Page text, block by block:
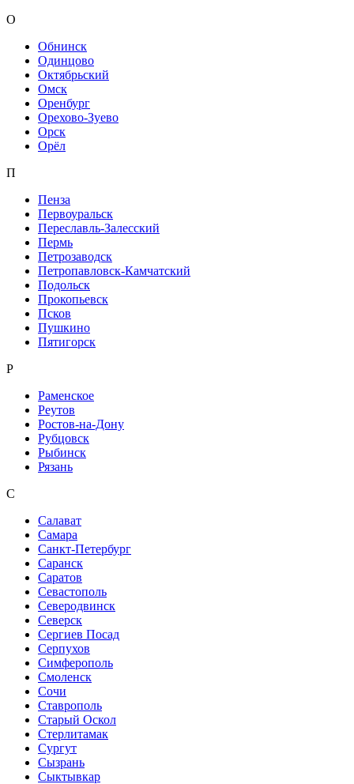
О
Обнинск
Одинцово
Октябрьский
Омск
Оренбург
Орехово-Зуево
Орск
Орёл
П
Пенза
Первоуральск
Переславль-Залесский
Пермь
Петрозаводск
Петропавловск-Камчатский
Подольск
Прокопьевск
Псков
Пушкино
Пятигорск
Р
Раменское
Реутов
Ростов-на-Дону
Рубцовск
Рыбинск
Рязань
С
Салават
Самара
Санкт-Петербург
Саранск
Саратов
Севастополь
Северодвинск
Северск
Сергиев Посад
Серпухов
Симферополь
Смоленск
Сочи
Ставрополь
Старый Оскол
Стерлитамак
Сургут
Сызрань
Сыктывкар